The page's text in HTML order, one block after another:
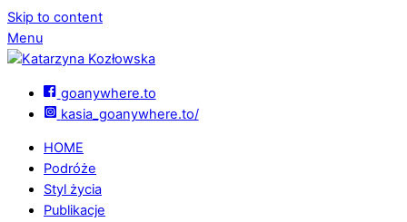
Skip to content
Menu
goanywhere.to
kasia_goanywhere.to/
HOME
Podróże
Styl życia
Publikacje